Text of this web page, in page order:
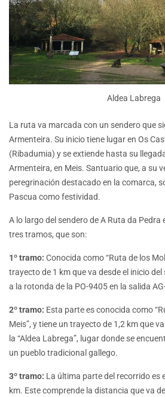
Aldea Labrega
La ruta va marcada con un sendero que
Armenteira. Su inicio tiene lugar en Os
(Ribadumia) y se extiende hasta su
Armenteira, en Meis. Santuario que, a su
peregrinación destacado en la comarca,
Pascua como festividad.
A lo largo del sendero de A Ruta da Pedra
tres tramos, que son:
1º tramo: Conocida como “Ruta de los
trayecto de 1 km que va desde el inicio
a la rotonda de la PO-9405 en la salida
2º tramo: Esta parte es conocida como
Meis”, y tiene un trayecto de 1,2 km que
la “Aldea Labrega”, lugar donde se
un pueblo tradicional gallego.
3º tramo: La última parte del recorrido es
km. Este comprende la distancia que va